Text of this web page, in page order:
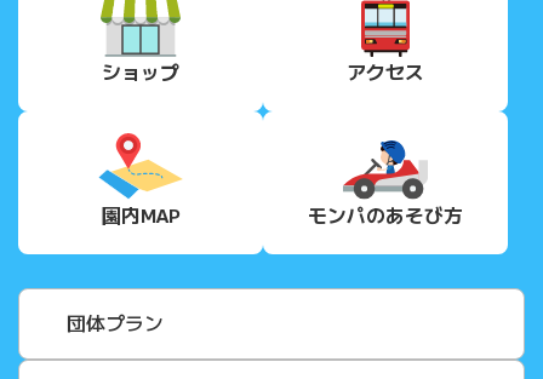
ショップ アクセス
園内MAP モンパのあそび方
団体プラン